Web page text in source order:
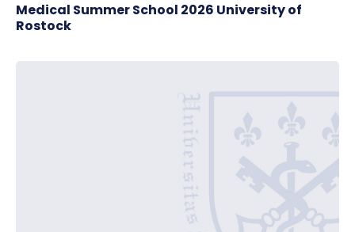
Medical Summer School 2026 University of
Rostock